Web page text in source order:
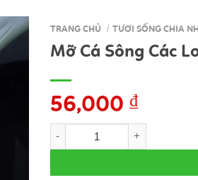
TRANG CHỦ / TƯƠI SỐNG CHIA
Mỡ Cá Sông Các
56,000 ₫